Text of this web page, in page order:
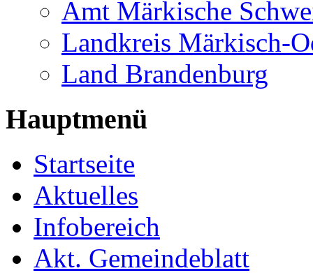
Amt Märkische
Landkreis Märkisch-
Land Brandenburg
Hauptmenü
Startseite
Aktuelles
Infobereich
Akt. Gemeindeblatt